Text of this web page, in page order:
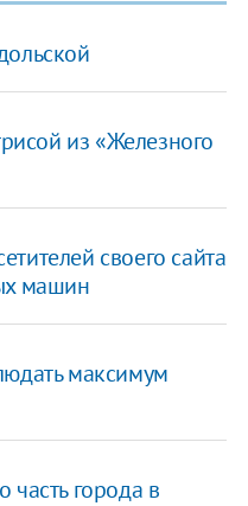
из «Железного
своего сайта
машин
максимум
часть города в